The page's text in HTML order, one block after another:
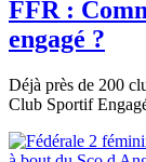
FFR :
engagé ?
Déjà près de 200
Club Sportif